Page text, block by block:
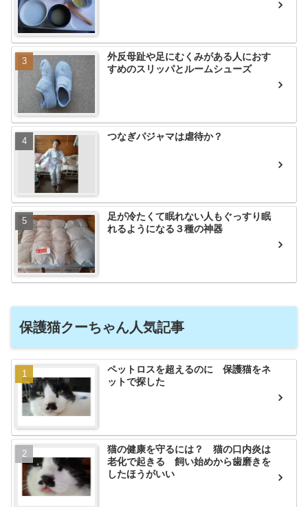
外反母趾や足にむくみがある人におす
すめのスリッパとルームシューズ
つなぎパジャマは虐待か？
足が冷たくて眠れない人もぐっすり眠
れるようになる３種の神器
保護猫クーちゃん人気記事
ペットロスを超えるのに 保護猫をネ
ットで探した
猫の健康を守るには？ 猫の口内炎は
老化で起きる 飼い始めから歯磨きを
したほうがいい